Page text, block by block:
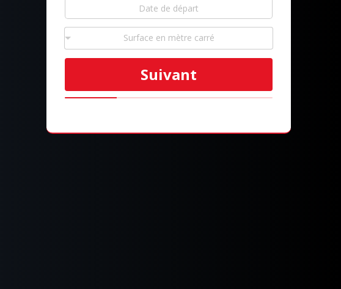
Surface en mètre carré
Suivant